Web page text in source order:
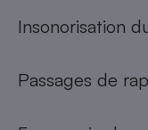
Insonorisation
Passages de